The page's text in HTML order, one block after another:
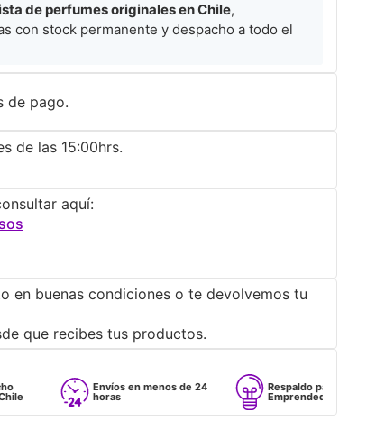
de perfumes originales en Chile,
con stock permanente y despacho a todo el
de pago.
de las 15:00hrs.
aquí:
en buenas condiciones o te devolvemos tu
que recibes tus productos.
Envíos en menos de 24
horas
Respaldo para
Emprendedores